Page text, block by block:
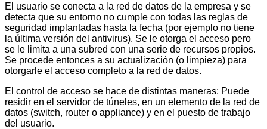
El usuario se conecta a la red de datos de la empresa y se
detecta que su entorno no cumple con todas las reglas de
seguridad implantadas hasta la fecha (por ejemplo no tiene
la última versión del antivirus). Se le otorga el acceso pero
se le limita a una subred con una serie de recursos propios.
Se procede entonces a su actualización (o limpieza) para
otorgarle el acceso completo a la red de datos.
El control de acceso se hace de distintas maneras: Puede
residir en el servidor de túneles, en un elemento de la red de
datos (switch, router o appliance) y en el puesto de trabajo
del usuario.